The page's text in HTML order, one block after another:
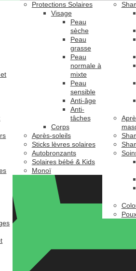
Protections Solaires
Visage
Peau
sèche
Peau
grasse
Peau
normale à
mixte
Peau
sensible
Anti-âge
Anti-
tâches
Corps
Après-soleils
Sticks lèvres solaires
Autobronzants
Solaires bébé & Kids
Monoï